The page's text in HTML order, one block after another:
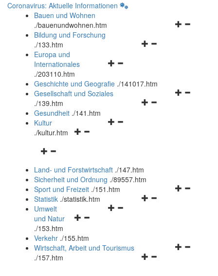
Coronavirus: Aktuelle Informationen
Bauen und Wohnen
./bauenundwohnen.htm
Navigationsmenü
Bildung und Forschung
./133.htm
Navigationsmenü
und
schließen
Europa und
Internationales
./203110.htm
Geschichte und Geografie ./141017.htm
Navigationsmenü
Gesellschaft und Soziales
./139.htm
Navigationsmenü
Gesundheit ./141.htm
Navigationsmenü
Kultur
./kultur.htm
Navigationsmenü
und
schließen
Land- und Forstwirtschaft ./147.htm
Sicherheit und Ordnung ./89557.htm
Navigationsmenü
Sport und Freizeit ./151.htm
Navigationsmenü
Statistik ./statistik.htm
Navigationsmenü
und
schließen
Umwelt
und Natur
./153.htm
Verkehr ./155.htm
Navigationsmenü
Wirtschaft, Arbeit und Tourismus
./157.htm